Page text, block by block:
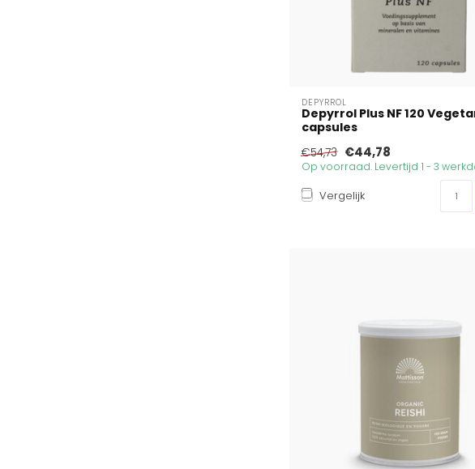
DEPYRROL
Depyrrol Plus NF 120
capsules
€54,73 €44,78
Op voorraad. Levertijd 1 - 3
Vergelijk